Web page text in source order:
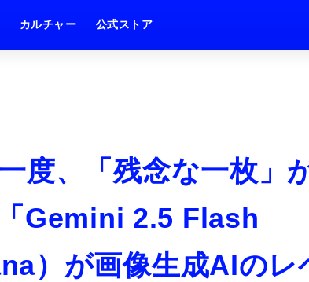
カルチャー 公式ストア
度、「残念な一枚」
Gemini 2.5 Flash
）が画像生成AIのレ